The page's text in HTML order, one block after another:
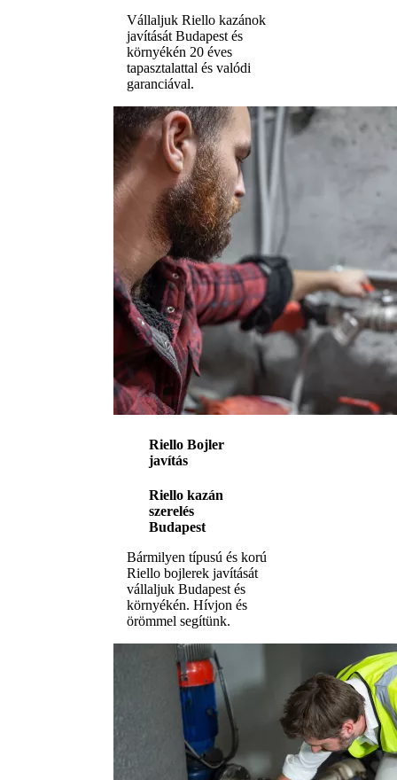
Vállaljuk Riello kazánok
javítását Budapest és
környékén 20 éves
tapasztalattal és valódi
garanciával.
Riello Bojler
javítás
Riello kazán
szerelés
Budapest
Bármilyen típusú és korú
Riello bojlerek javítását
vállaljuk Budapest és
környékén. Hívjon és
örömmel segítünk.